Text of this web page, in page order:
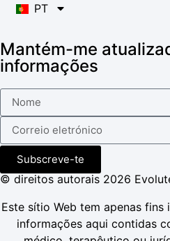
PT
Mantém-me
informações
Subscreve-te
© direitos autorais 2026
Este sítio Web tem apenas fins
informações aqui contidas